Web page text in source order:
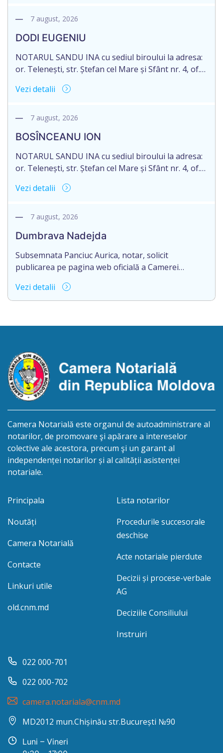
decedat/ă la 16 mai 2026. Eliberarea certificatului de
de 16.05.2027 termenul de opțiune pentru
acceptarea […]
7 august, 2026
DODI EUGENIU
NOTARUL SANDU INA cu sediul biroului la adresa:
or. Telenești, str. Ștefan cel Mare și Sfânt nr. 4, of.
succesorale în urma decesului cet. DODI EUGENIU,
2003035009604, decedat/ă la data de 12.01.2026
/doisprezece ianuarie anul două mii douăzeci și
șase/. Eliberarea certificatului de moștenitor este
[…]
Vezi detalii
7 august, 2026
BOSÎNCEANU ION
NOTARUL SANDU INA cu sediul biroului la adresa:
or. Telenești, str. Ștefan cel Mare și Sfânt nr. 4, of.
succesorale în urma decesului cet. BOSÎNCEANU
0991201351317, decedat/ă la data de 15.05.2021
Eliberarea certificatului de moștenitor este […]
Vezi detalii
7 august, 2026
Dumbrava Nadejda
Subsemnata Panciuc Aurica, notar, solicit
publicarea pe pagina web oficială a Camerei
deschiderea procedurii succesorale cu următorul
conținut: Informație privind deschiderea procedurii
biroului la adresa: R.Moldova, or.Sîngerei,
procedurii succesorale în urma decesului
cet.Dumbrava Nadejda, cetățeană moldoveană, a.n.
20 aprilie […]
Vezi detalii
Camera Notarială este organul de autoadministrare al
notarilor, de promovare şi apărare a intereselor
colective ale acestora, precum şi un garant al
independenței notarilor și al calității asistenței
notariale.
Principala
Noutăți
Camera Notarială
Contacte
Linkuri utile
old.cnm.md
Lista notarilor
Procedurile succesorale
deschise
Acte notariale pierdute
Decizii și procese-verbale
AG
Deciziile Consiliului
Instruiri
022 000-701
022 000-702
camera.notariala@cnm.md
MD2012 mun.Chișinău str.București №90
Luni – Vineri